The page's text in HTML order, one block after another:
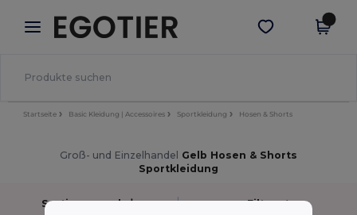
× Egotier App
Bessere Preise in der App!
App holen
Startseite Basic Kleidung | Accessoires Sportkleidung Hosen & Shorts
Groß- und Einzelhandel Gelb Hosen & Shorts
Sportkleidung
Sortieren nach Filter ✓